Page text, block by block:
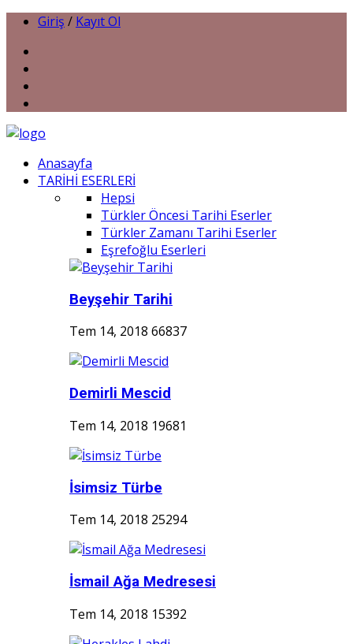
Giriş / Kayıt Ol
Anasayfa
TARİHİ ESERLERİ
Hepsi
Türkler Öncesi Tarihi Eserler
Türkler Zamanı Tarihi Eserler
Eşrefoğlu Eserleri
Beyşehir Tarihi
Tem 14, 2018 66837
Demirli Mescid
Tem 14, 2018 19681
İsimsiz Türbe
Tem 14, 2018 25294
İsmail Ağa Medresesi
Tem 14, 2018 15392